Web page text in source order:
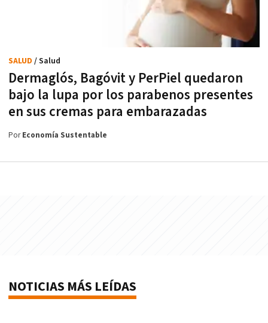
Dermaglós, Bagóvit y PerPiel quedaron
bajo la lupa por los parabenos presentes
en sus cremas para embarazadas
SALUD / Salud
PorEconomía Sustentable
NOTICIAS MÁS LEÍDAS